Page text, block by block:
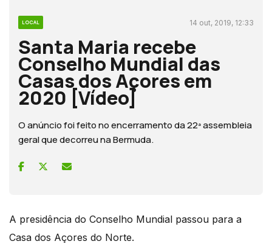
LOCAL 14 out, 2019, 12:33
Santa Maria recebe
Conselho Mundial das
Casas dos Açores em
2020 [Vídeo]
O anúncio foi feito no encerramento da 22ª assembleia
geral que decorreu na Bermuda.
A presidência do Conselho Mundial passou para a
Casa dos Açores do Norte.